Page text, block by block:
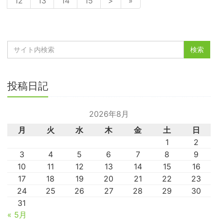
投稿日記
2026年8月
月
火 水 木 金 土
日
1
2
3
4 5 6 7 8
9
10
11 12 13 14 15
16
17
18 19 20 21 22
23
24
25 26 27 28 29
30
31
« 5月